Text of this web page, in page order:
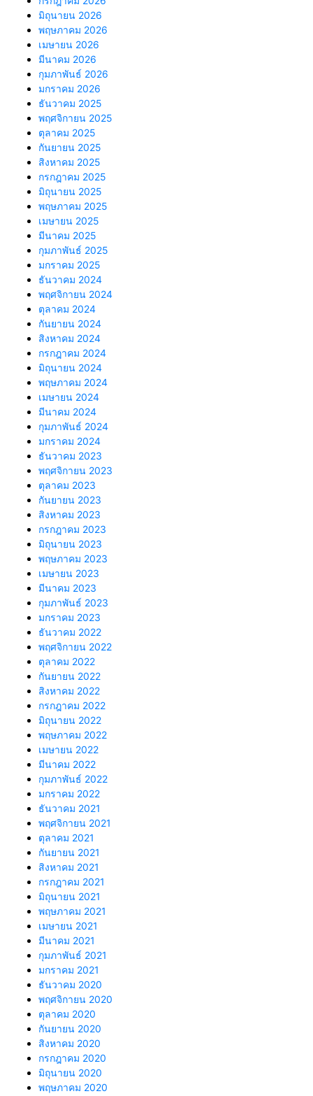
มิถุนายน 2026
พฤษภาคม 2026
เมษายน 2026
มีนาคม 2026
กุมภาพันธ์ 2026
มกราคม 2026
ธันวาคม 2025
พฤศจิกายน 2025
ตุลาคม 2025
กันยายน 2025
สิงหาคม 2025
กรกฎาคม 2025
มิถุนายน 2025
พฤษภาคม 2025
เมษายน 2025
มีนาคม 2025
กุมภาพันธ์ 2025
มกราคม 2025
ธันวาคม 2024
พฤศจิกายน 2024
ตุลาคม 2024
กันยายน 2024
สิงหาคม 2024
กรกฎาคม 2024
มิถุนายน 2024
พฤษภาคม 2024
เมษายน 2024
มีนาคม 2024
กุมภาพันธ์ 2024
มกราคม 2024
ธันวาคม 2023
พฤศจิกายน 2023
ตุลาคม 2023
กันยายน 2023
สิงหาคม 2023
กรกฎาคม 2023
มิถุนายน 2023
พฤษภาคม 2023
เมษายน 2023
มีนาคม 2023
กุมภาพันธ์ 2023
มกราคม 2023
ธันวาคม 2022
พฤศจิกายน 2022
ตุลาคม 2022
กันยายน 2022
สิงหาคม 2022
กรกฎาคม 2022
มิถุนายน 2022
พฤษภาคม 2022
เมษายน 2022
มีนาคม 2022
กุมภาพันธ์ 2022
มกราคม 2022
ธันวาคม 2021
พฤศจิกายน 2021
ตุลาคม 2021
กันยายน 2021
สิงหาคม 2021
กรกฎาคม 2021
มิถุนายน 2021
พฤษภาคม 2021
เมษายน 2021
มีนาคม 2021
กุมภาพันธ์ 2021
มกราคม 2021
ธันวาคม 2020
พฤศจิกายน 2020
ตุลาคม 2020
กันยายน 2020
สิงหาคม 2020
กรกฎาคม 2020
มิถุนายน 2020
พฤษภาคม 2020